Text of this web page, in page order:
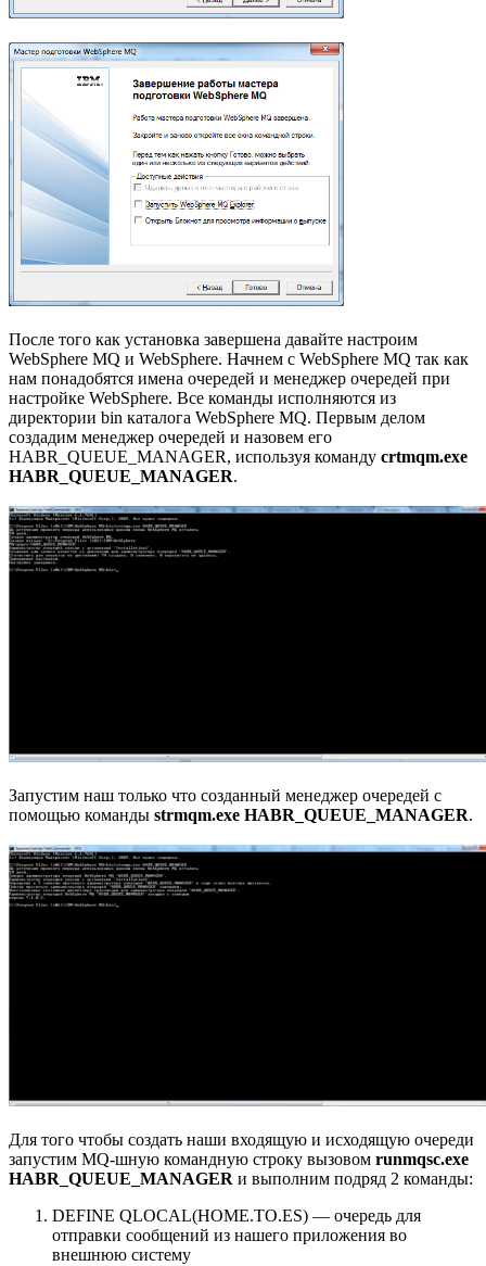
После того как установка завершена давайте настроим
WebSphere MQ и WebSphere. Начнем с WebSphere MQ так как
нам понадобятся имена очередей и менеджер очередей при
настройке WebSphere. Все команды исполняются из
директории bin каталога WebSphere MQ. Первым делом
создадим менеджер очередей и назовем его
HABR_QUEUE_MANAGER, используя команду crtmqm.exe
HABR_QUEUE_MANAGER.
Запустим наш только что созданный менеджер очередей с
помощью команды strmqm.exe HABR_QUEUE_MANAGER.
Для того чтобы создать наши входящую и исходящую очереди
запустим MQ-шную командную строку вызовом runmqsc.exe
HABR_QUEUE_MANAGER и выполним подряд 2 команды:
DEFINE QLOCAL(HOME.TO.ES) — очередь для
отправки сообщений из нашего приложения во
внешнюю систему